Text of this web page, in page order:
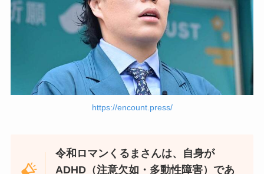
https://encount.press/
令和ロマンくるまさんは、自身が
ADHD（注意欠如・多動性障害）であ